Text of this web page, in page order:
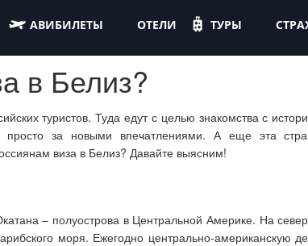
АВИБИЛЕТЫ ОТЕЛИ ТУРЫ
в Белиз?
туристов. Туда едут с целью знакомства с
за новыми впечатлениями. А еще эта
виза в Белиз? Давайте выясним!
– полуострова в Центральной Америке. На
моря. Ежегодно центрально-американскую